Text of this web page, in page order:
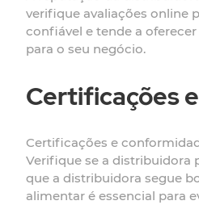
verifique avaliações online
confiável e tende a
para o seu negócio.
Certificações
Certificações e
Verifique se a distribuidora
que a distribuidora segue
alimentar é essencial para